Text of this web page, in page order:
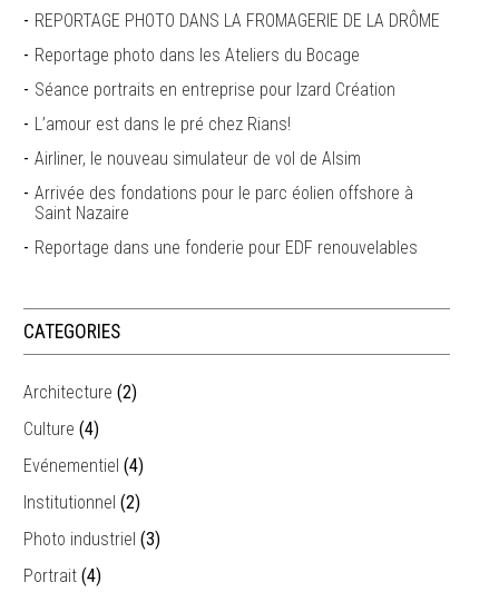
REPORTAGE PHOTO DANS LA FROMAGERIE DE LA DRÔME
Reportage photo dans les Ateliers du Bocage
Séance portraits en entreprise pour Izard Création
L’amour est dans le pré chez Rians!
Airliner, le nouveau simulateur de vol de Alsim
Arrivée des fondations pour le parc éolien offshore à
Saint Nazaire
Reportage dans une fonderie pour EDF renouvelables
CATEGORIES
Architecture (2)
Culture (4)
Evénementiel (4)
Institutionnel (2)
Photo industriel (3)
Portrait (4)